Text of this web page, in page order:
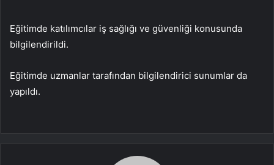
Eğitimde katılımcılar iş sağlığı ve güvenliği konusunda
bilgilendirildi.
Eğitimde uzmanlar tarafından bilgilendirici sunumlar da
yapıldı.